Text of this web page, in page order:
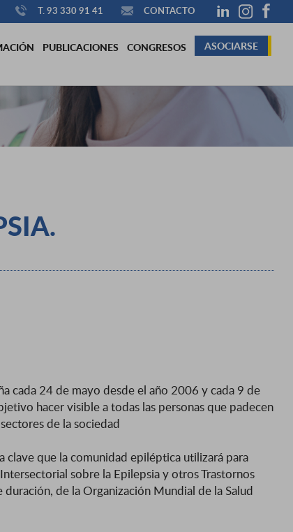
T. 93 330 91 41 CONTACTO
PUBLICACIONES CONGRESOS ASOCIARSE
cada 24 de mayo desde el año 2006 y cada 9 de
hacer visible a todas las personas que padecen
de la sociedad
clave que la comunidad epiléptica utilizará para
sobre la Epilepsia y otros Trastornos
de la Organización Mundial de la Salud